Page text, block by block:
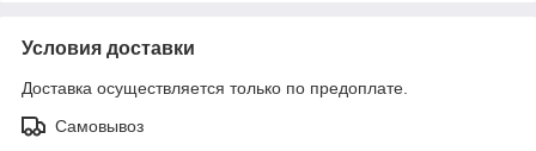
Условия доставки
Доставка осуществляется только по предоплате.
Самовывоз